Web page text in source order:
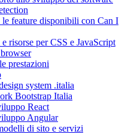
feature disponibili con Can I
risorse per CSS e JavaScript
prestazioni
system .italia
Bootstrap Italia
React
Angular
di sito e servizi